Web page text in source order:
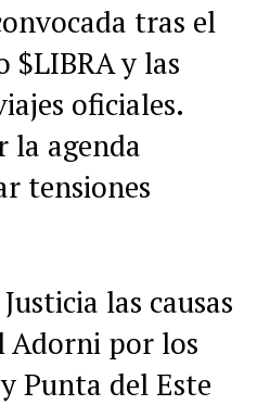
tras el
$LIBRA y las
oficiales.
la agenda
tensiones
las causas
Adorni por los
Punta del Este